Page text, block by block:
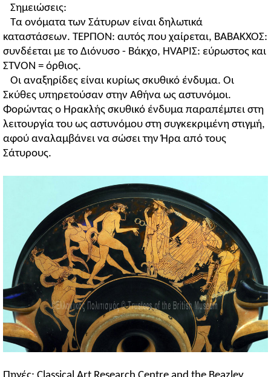
Σημειώσεις:
Τα ονόματα των Σάτυρων είναι δηλωτικά
καταστάσεων. ΤΕΡΠΟΝ: αυτός που χαίρεται, ΒΑΒΑΚΧΟΣ:
συνδέεται με το Διόνυσο - Βάκχο, HVAPIΣ: εύρωστος και
ΣTVON = όρθιος.
Οι αναξηρίδες είναι κυρίως σκυθικό ένδυμα. Οι
Σκύθες υπηρετούσαν στην Αθήνα ως αστυνόμοι.
Φορώντας ο Ηρακλής σκυθικό ένδυμα παραπέμπει στη
λειτουργία του ως αστυνόμου στη συγκεκριμένη στιγμή,
αφού αναλαμβάνει να σώσει την Ήρα από τους
Σάτυρους.